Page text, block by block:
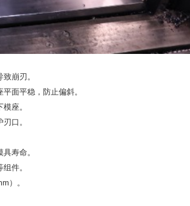
崩刃‌。
面平稳，防止偏斜。
座。
口。
寿命‌。
件‌。
）‌。